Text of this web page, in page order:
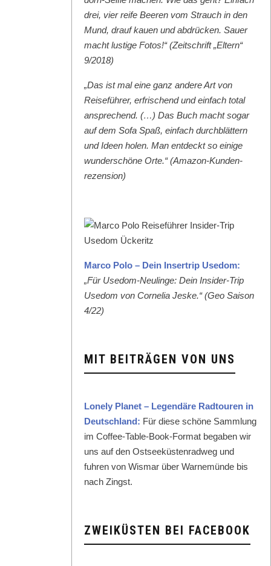
drei, vier reife Beeren vom Strauch in den
Mund, drauf kauen und abdrück­en. Sauer
macht lustige Fotos!“ (Zeitschrift „Eltern“
9/2018)
„Das ist mal eine ganz andere Art von
Reise­führer, erfrischend und ein­fach total
ansprechend. (…) Das Buch macht sog­ar
auf dem Sofa Spaß, ein­fach durch­blät­tern
und Ideen holen. Man ent­deckt so einige
wun­der­schöne Orte.“ (Ama­zon-Kun­den­
rezen­sion)
Mar­co Polo – Dein Inser­trip Use­dom:
„Für Use­dom-Neulinge: Dein Insid­er-Trip
Use­dom von Cor­nelia Jeske.“ (Geo Sai­son
4/22)
MIT BEITRÄGEN VON UNS
Lone­ly Plan­et – Leg­endäre Rad­touren in
Deutsch­land: Für diese schöne Samm­lung
im Cof­fee-Table-Book-For­mat begaben wir
uns auf den Ost­seeküsten­rad­weg und
fuhren von Wis­mar über Warnemünde bis
nach Zingst.
ZWEIKÜSTEN BEI FACEBOOK